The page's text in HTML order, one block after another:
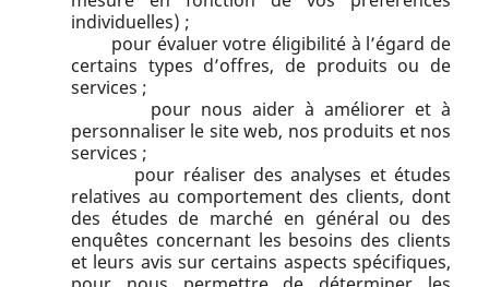
individuelles) ;
pour évaluer votre éligibilité à l’égard de
certains types d’offres, de produits ou de
services ;
pour nous aider à améliorer et à
personnaliser le site web, nos produits et nos
services ;
pour réaliser des analyses et études
relatives au comportement des clients, dont
des études de marché en général ou des
enquêtes concernant les besoins des clients
et leurs avis sur certains aspects spécifiques,